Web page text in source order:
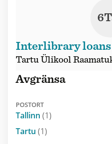
Interlibrary loans
Tartu Ülikool
Avgränsa
POSTORT
Tallinn (1)
Tartu (1)